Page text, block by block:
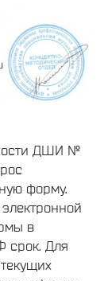
ДШИ №
форму.
в
срок. Для